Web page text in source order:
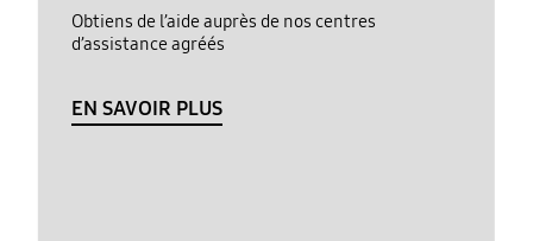
Obtiens de l’aide auprès de nos centres
d’assistance agréés
EN SAVOIR PLUS